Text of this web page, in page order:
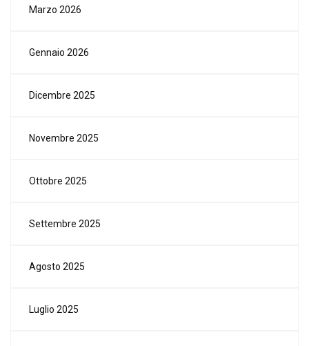
Marzo 2026
Gennaio 2026
Dicembre 2025
Novembre 2025
Ottobre 2025
Settembre 2025
Agosto 2025
Luglio 2025